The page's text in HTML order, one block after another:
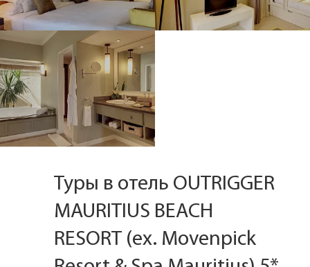
Туры в отель OUTRIGGER
MAURITIUS BEACH
RESORT (ex. Movenpick